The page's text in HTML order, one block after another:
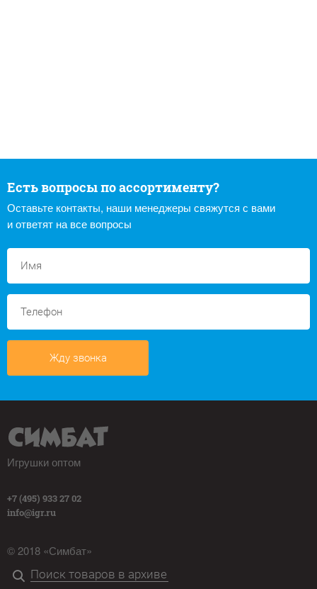
Есть вопросы по ассортименту?
Оставьте контакты, наши менеджеры свяжутся с вами
и ответят на все вопросы
Жду звонка
Игрушки оптом
+7 (495) 933 27 02
info@igr.ru
© 2018 «Симбат»